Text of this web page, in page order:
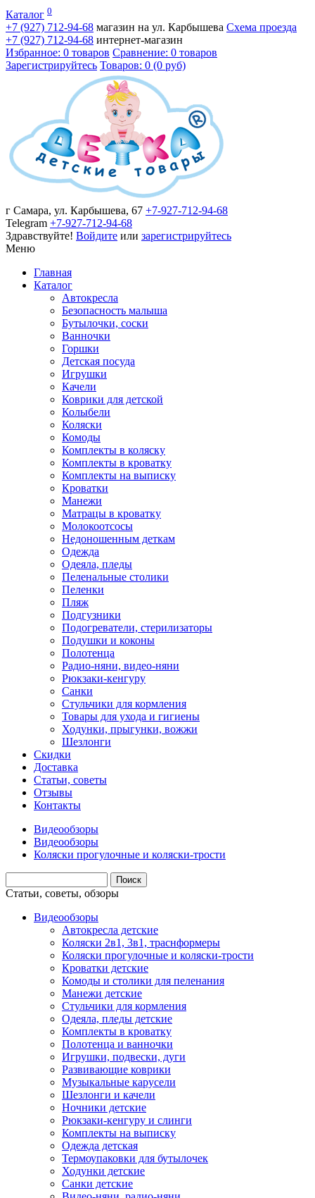
Каталог 0
+7 (927) 712-94-68 магазин на ул. Карбышева Схема проезда
+7 (927) 712-94-68 интернет-магазин
Избранное: 0 товаров Сравнение: 0 товаров
Зарегистрируйтесь Товаров: 0 (0 руб)
г Самара, ул. Карбышева, 67 +7-927-712-94-68
Telegram +7-927-712-94-68
Здравствуйте! Войдите или зарегистрируйтесь
Меню
Главная
Каталог
Автокресла
Безопасность малыша
Бутылочки, соски
Ванночки
Горшки
Детская посуда
Игрушки
Качели
Коврики для детской
Колыбели
Коляски
Комоды
Комплекты в коляску
Комплекты в кроватку
Комплекты на выписку
Кроватки
Манежи
Матрацы в кроватку
Молокоотсосы
Недоношенным деткам
Одежда
Одеяла, пледы
Пеленальные столики
Пеленки
Пляж
Подгузники
Подогреватели, стерилизаторы
Подушки и коконы
Полотенца
Радио-няни, видео-няни
Рюкзаки-кенгуру
Санки
Стульчики для кормления
Товары для ухода и гигиены
Ходунки, прыгунки, вожжи
Шезлонги
Скидки
Доставка
Статьи, советы
Отзывы
Контакты
Видеообзоры
Видеообзоры
Коляски прогулочные и коляски-трости
Статьи, советы, обзоры
Видеообзоры
Автокресла детские
Коляски 2в1, 3в1, траснформеры
Коляски прогулочные и коляски-трости
Кроватки детские
Комоды и столики для пеленания
Манежи детские
Стульчики для кормления
Одеяла, пледы детские
Комплекты в кроватку
Полотенца и ванночки
Игрушки, подвески, дуги
Развивающие коврики
Музыкальные карусели
Шезлонги и качели
Ночники детские
Рюкзаки-кенгуру и слинги
Комплекты на выписку
Одежда детская
Термоупаковки для бутылочек
Ходунки детские
Санки детские